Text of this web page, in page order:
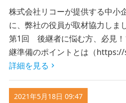
株式会社リコーが提供する中小
に、弊社の役員が取材協力しま
第1回 後継者に悩む方、必見
継準備のポイントとは（
詳細を見る
2021年5月18日 09:47